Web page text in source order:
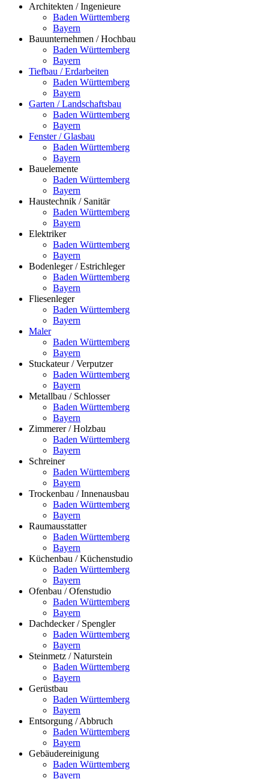
Architekten / Ingenieure
Baden Württemberg
Bayern
Bauunternehmen / Hochbau
Baden Württemberg
Bayern
Tiefbau / Erdarbeiten
Baden Württemberg
Bayern
Garten / Landschaftsbau
Baden Württemberg
Bayern
Fenster / Glasbau
Baden Württemberg
Bayern
Bauelemente
Baden Württemberg
Bayern
Haustechnik / Sanitär
Baden Württemberg
Bayern
Elektriker
Baden Württemberg
Bayern
Bodenleger / Estrichleger
Baden Württemberg
Bayern
Fliesenleger
Baden Württemberg
Bayern
Maler
Baden Württemberg
Bayern
Stuckateur / Verputzer
Baden Württemberg
Bayern
Metallbau / Schlosser
Baden Württemberg
Bayern
Zimmerer / Holzbau
Baden Württemberg
Bayern
Schreiner
Baden Württemberg
Bayern
Trockenbau / Innenausbau
Baden Württemberg
Bayern
Raumausstatter
Baden Württemberg
Bayern
Küchenbau / Küchenstudio
Baden Württemberg
Bayern
Ofenbau / Ofenstudio
Baden Württemberg
Bayern
Dachdecker / Spengler
Baden Württemberg
Bayern
Steinmetz / Naturstein
Baden Württemberg
Bayern
Gerüstbau
Baden Württemberg
Bayern
Entsorgung / Abbruch
Baden Württemberg
Bayern
Gebäudereinigung
Baden Württemberg
Bayern